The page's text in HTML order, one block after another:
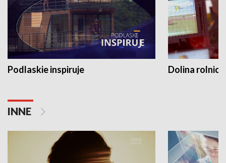
Podlaskie inspiruje Dolina
INNE